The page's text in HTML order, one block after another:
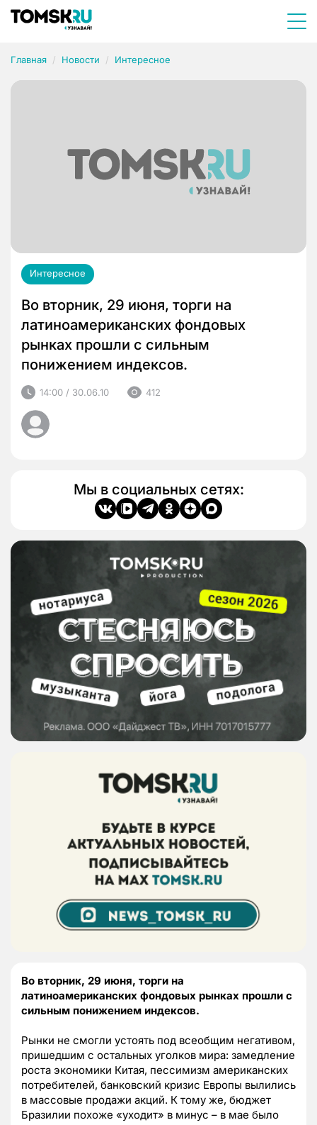
Главная Новости Интересное
Интересное
Во вторник, 29 июня, торги на
латиноамериканских фондовых
рынках прошли с сильным
понижением индексов.
14:00 / 30.06.10 412
Мы в социальных сетях:
Во вторник, 29 июня, торги на
латиноамериканских фондовых рынках прошли с
сильным понижением индексов.
Рынки не смогли устоять под всеобщим негативом,
пришедшим с остальных уголков мира: замедление
роста экономики Китая, пессимизм американских
потребителей, банковский кризис Европы вылились
в массовые продажи акций. К тому же, бюджет
Бразилии похоже «уходит» в минус – в мае было